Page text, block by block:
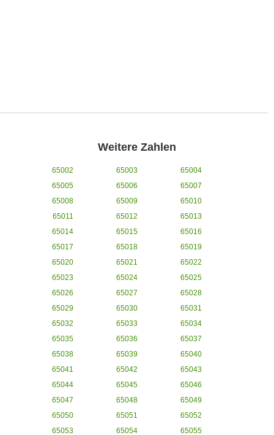
Weitere Zahlen
65002 65003
65004
65005
65006
65007
65008
65009
65010
65011
65012
65013
65014
65015
65016
65017
65018
65019
65020
65021
65022
65023
65024
65025
65026
65027
65028
65029
65030
65031
65032
65033
65034
65035
65036
65037
65038
65039
65040
65041
65042
65043
65044
65045
65046
65047
65048
65049
65050
65051
65052
65053
65054
65055